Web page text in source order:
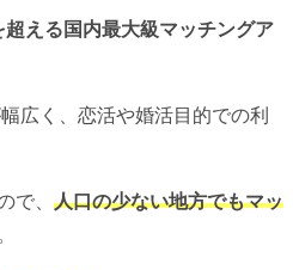
える国内最大級マッチングア
広く、恋活や婚活目的での利
で、 人口の少ない地方でもマッ